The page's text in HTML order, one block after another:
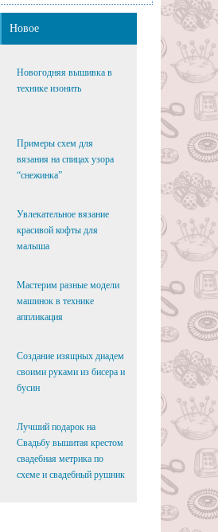
Новое
Новогодняя вышивка в
технике изонить
Примеры схем для
вязания на спицах узора
“снежинка”
Увлекательное вязание
красивой кофты для
малыша
Мастерим разные модели
машинок в технике
аппликация
Создание изящных диадем
своими руками из бисера и
бусин
Лучший подарок на
Свадьбу вышитая крестом
свадебная метрика по
схеме и свадебный рушник